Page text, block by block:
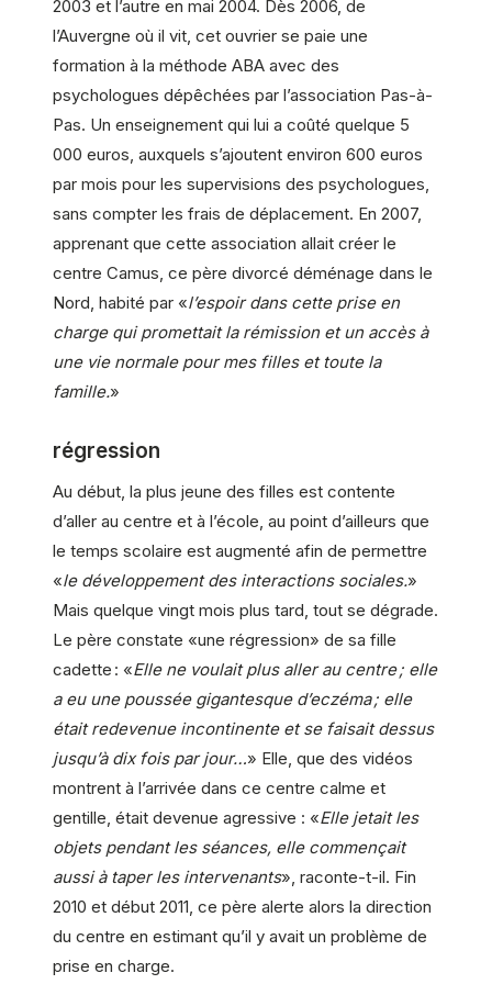
2003 et l’autre en mai 2004. Dès 2006, de
l’Auvergne où il vit, cet ouvrier se paie une
formation à la méthode ABA avec des
psychologues dépêchées par l’association Pas-à-
Pas. Un enseignement qui lui a coûté quelque 5
000 euros, auxquels s’ajoutent environ 600 euros
par mois pour les supervisions des psychologues,
sans compter les frais de déplacement. En 2007,
apprenant que cette association allait créer le
centre Camus, ce père divorcé déménage dans le
Nord, habité par «l’espoir dans cette prise en
charge qui promettait la rémission et un accès à
une vie normale pour mes filles et toute la
famille.»
régression
Au début, la plus jeune des filles est contente
d’aller au centre et à l’école, au point d’ailleurs que
le temps scolaire est augmenté afin de permettre
«le développement des interactions sociales.»
Mais quelque vingt mois plus tard, tout se dégrade.
Le père constate «une régression» de sa fille
cadette : «Elle ne voulait plus aller au centre ; elle
a eu une poussée gigantesque d’eczéma ; elle
était redevenue incontinente et se faisait dessus
jusqu’à dix fois par jour…» Elle, que des vidéos
montrent à l’arrivée dans ce centre calme et
gentille, était devenue agressive : «Elle jetait les
objets pendant les séances, elle commençait
aussi à taper les intervenants», raconte-t-il. Fin
2010 et début 2011, ce père alerte alors la direction
du centre en estimant qu’il y avait un problème de
prise en charge.